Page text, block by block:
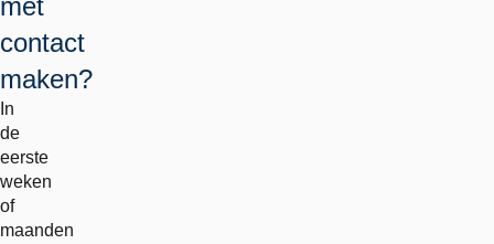
met
contact
maken?
In
de
eerste
weken
of
maanden